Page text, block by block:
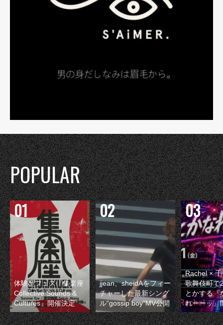
POPULAR
体験型フェス『集楽座
Collective Sounds &
Cultures』開催決定
jjean、sheidAをフィー
チャーした最新シング
ル“gossip boy”MV公開
Rachel ×
歌舞伎町で
とかする『
れーーッ』